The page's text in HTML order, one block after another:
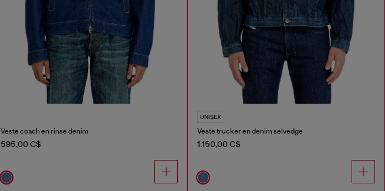
Veste coach en rinse denim
595,00 C$
UNISEX
Veste trucker en denim selvedge
1.150,00 C$